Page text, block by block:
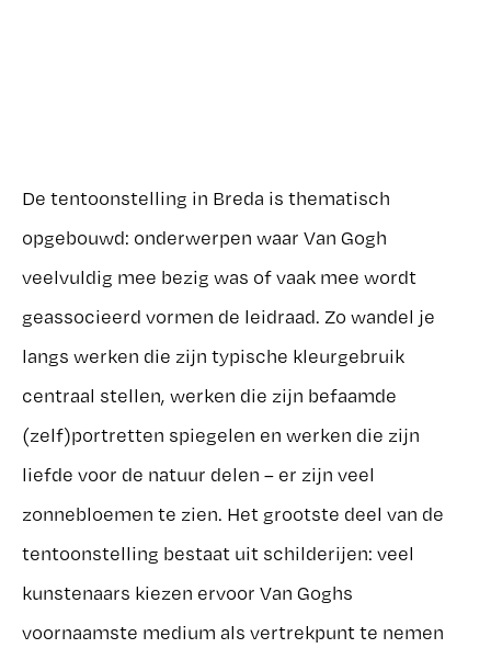
De tentoonstelling in Breda is thematisch
opgebouwd: onderwerpen waar Van Gogh
veelvuldig mee bezig was of vaak mee wordt
geassocieerd vormen de leidraad. Zo wandel je
langs werken die zijn typische kleurgebruik
centraal stellen, werken die zijn befaamde
(zelf)portretten spiegelen en werken die zijn
liefde voor de natuur delen – er zijn veel
zonnebloemen te zien. Het grootste deel van de
tentoonstelling bestaat uit schilderijen: veel
kunstenaars kiezen ervoor Van Goghs
voornaamste medium als vertrekpunt te nemen